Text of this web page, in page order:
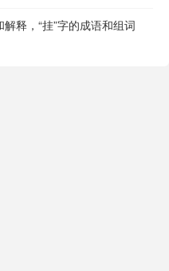
解释，“挂”字的成语和组词